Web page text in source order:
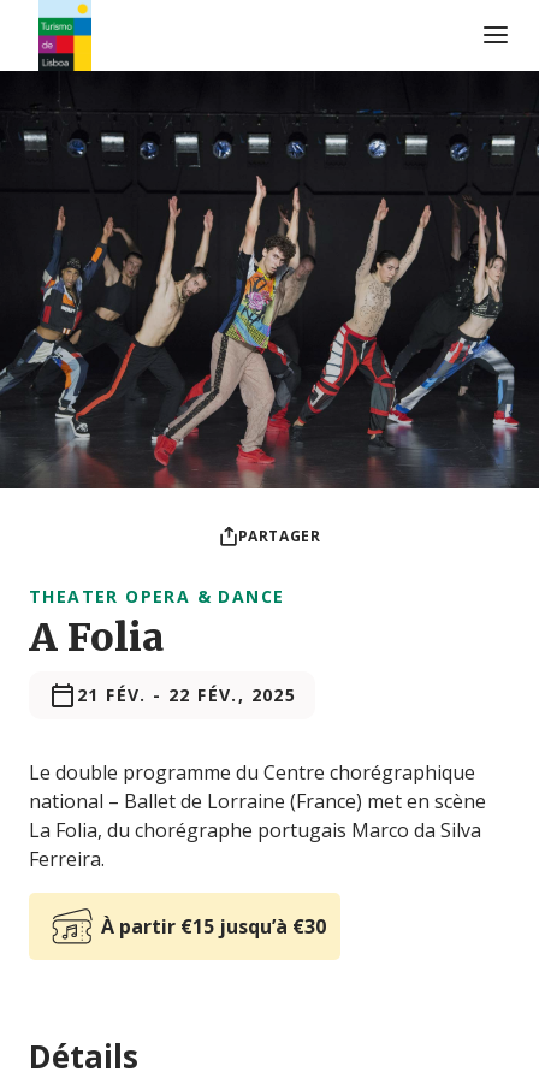
PARTAGER
THEATER OPERA & DANCE
A Folia
21 FÉV. - 22 FÉV., 2025
Le double programme du Centre chorégraphique
national – Ballet de Lorraine (France) met en scène
La Folia, du chorégraphe portugais Marco da Silva
Ferreira.
À partir €15 jusqu’à €30
Détails